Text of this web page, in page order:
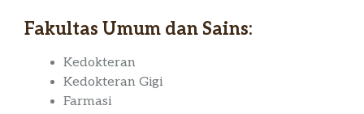
Fakultas Umum dan Sains:
Kedokteran
Kedokteran Gigi
Farmasi